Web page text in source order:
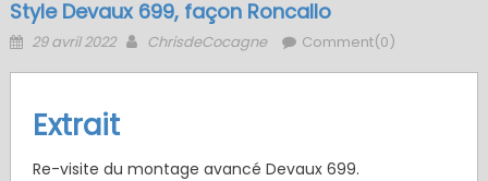
Style Devaux 699, façon Roncallo
Posted
29 avril 2022 Author
ChrisdeCocagne Comment(0)
Extrait
Re-visite du montage avancé Devaux 699.